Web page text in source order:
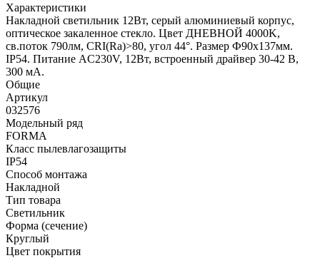
Характеристики
Накладной светильник 12Вт, серый алюминиевый корпус,
оптическое закаленное стекло. Цвет ДНЕВНОЙ 4000K,
св.поток 790лм, CRI(Ra)>80, угол 44°. Размер Ф90x137мм.
IP54. Питание AC230V, 12Вт, встроенный драйвер 30-42 В,
300 мА.
Общие
Артикул
032576
Модельный ряд
FORMA
Класс пылевлагозащиты
IP54
Способ монтажа
Накладной
Тип товара
Светильник
Форма (сечение)
Круглый
Цвет покрытия